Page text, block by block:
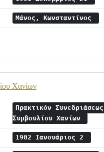
Μάνος, Κωνσταντίνος
Χανίων
Πρακτικόν
Συμβουλίου Χανίων
1902 Ιανουάριος 2